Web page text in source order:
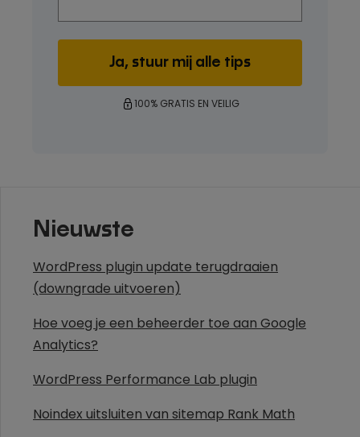
100% GRATIS EN VEILIG
Nieuwste
WordPress plugin update terugdraaien
(downgrade uitvoeren)
Hoe voeg je een beheerder toe aan Google
Analytics?
WordPress Performance Lab plugin
Noindex uitsluiten van sitemap Rank Math